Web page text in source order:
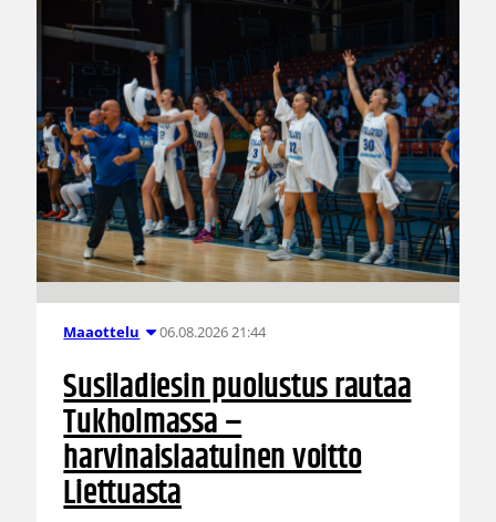
Maaottelu 06.08.2026 21:44
Susiladiesin puolustus rautaa
Tukholmassa –
harvinaislaatuinen voitto
Liettuasta